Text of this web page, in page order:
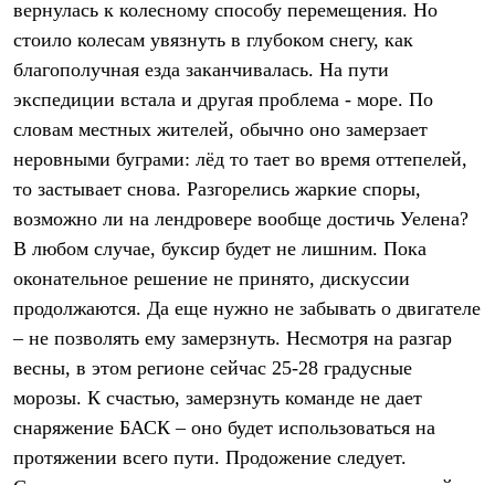
Софтшелл одежда
Куртки
Куртки
Брюки
Комбинезоны
Термобелье
Комплект термобелья
Палатки и тенты
Палатки
Аксессуары для палаток
Рюкзаки
Альпинистские
Городские
Аксессуары для рюкзаков
Спальные мешки
Пуховые
Комбинированные
вернулась к колесному способу перемещения. Но
стоило колесам увязнуть в глубоком снегу, как
благополучная езда заканчивалась. На пути
экспедиции встала и другая проблема - море. По
словам местных жителей, обычно оно замерзает
неровными буграми: лёд то тает во время оттепелей,
то застывает снова. Разгорелись жаркие споры,
возможно ли на лендровере вообще достичь Уелена?
В любом случае, буксир будет не лишним. Пока
оконательное решение не принято, дискуссии
продолжаются. Да еще нужно не забывать о двигателе
– не позволять ему замерзнуть. Несмотря на разгар
весны, в этом регионе сейчас 25-28 градусные
морозы. К счастью, замерзнуть команде не дает
снаряжение БАСК – оно будет использоваться на
протяжении всего пути. Продожение следует.